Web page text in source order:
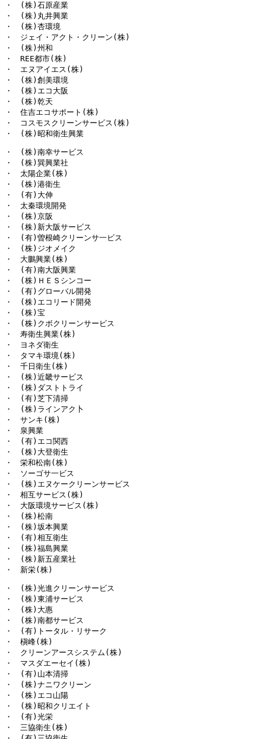
・　(株)石原産業
・　(株)丸井興業
・　(株)杏環境
・　ジェイ・アクト・クリーン(株)
・　(株)州和
・　REE都市(株)
・　エヌアイエス(株)
・　(株)創美環境
・　(株)エコ大阪
・　(株)乾天
・　住吉エコサポート(株)
・　コスモスクリーンサービス(株)
・　(株)昭和衛生興業
・　(株)南幸サービス
・　(株)巽興業社
・　太陽企業(株)
・　(株)港衛生
・　(有)大伸
・　太秦環境開発
・　(株)京阪
・　(株)新大阪サービス
・　(有)曽根崎クリーンサ一ビス
・　(株)ジオメイク
・　大鵬興業(株)
・　(有)南大阪興業
・　(株)ＨＥＳシンコー
・　(有)グローバル開発
・　(株)エコリード開発
・　(株)宝
・　(株)クボクリーンサービス
・　寿衛生興業(株)
・　ヨネダ衛生
・　タマキ環境(株)
・　千日衛生(株)
・　(株)近畿サービス
・　(株)ダストトライ
・　(有)芝下清掃
・　(株)ラインアク卜
・　サンキ(株)
・　泉興業
・　(有)エコ関西
・　(株)大登衛生
・　栄和松南(株)
・　ソーゴサ一ビス
・　(株)エヌケークリーンサービス
・　相互サービス(株)
・　大阪環境サービス(株)
・　(株)松南
・　(株)坂本興業
・　(有)相互衛生
・　(株)福島興業
・　(株)新五産業社
・　新栄(株)
・　(株)光進クリーンサービス
・　(株)東浦サービス
・　(株)大惠
・　(株)南都サービス
・　(有)トータル・リサーク
・　槇峰(株)
・　クリーンアースシステム(株)
・　マスダエーセイ(株)
・　(有)山本清掃
・　(株)ナニワクリーン
・　(株)エコ山陽
・　(株)昭和クリエイト
・　(有)光栄
・　三協衛生(株)